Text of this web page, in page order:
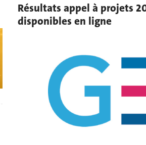
Résultats appel à projets
disponibles en ligne